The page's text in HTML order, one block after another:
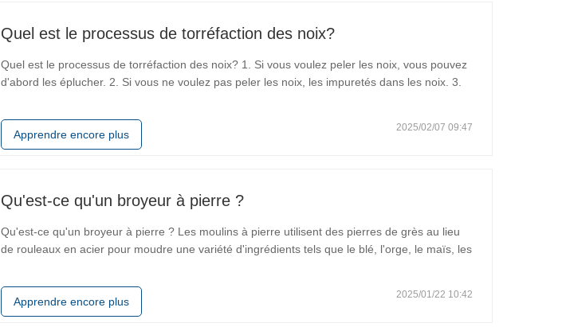
Quel est le processus de torréfaction des noix?
Quel est le processus de torréfaction des noix? 1. Si vous voulez peler les noix, vous pouvez
d'abord les éplucher. 2. Si vous ne voulez pas peler les noix, les impuretés dans les noix. 3.
l'eau dans les
Apprendre encore plus
2025/02/07 09:47
Qu'est-ce qu'un broyeur à pierre ?
Qu'est-ce qu'un broyeur à pierre ? Les moulins à pierre utilisent des pierres de grès au lieu
de rouleaux en acier pour moudre une variété d'ingrédients tels que le blé, l'orge, le maïs, les
vitesses lentes et
Apprendre encore plus
2025/01/22 10:42